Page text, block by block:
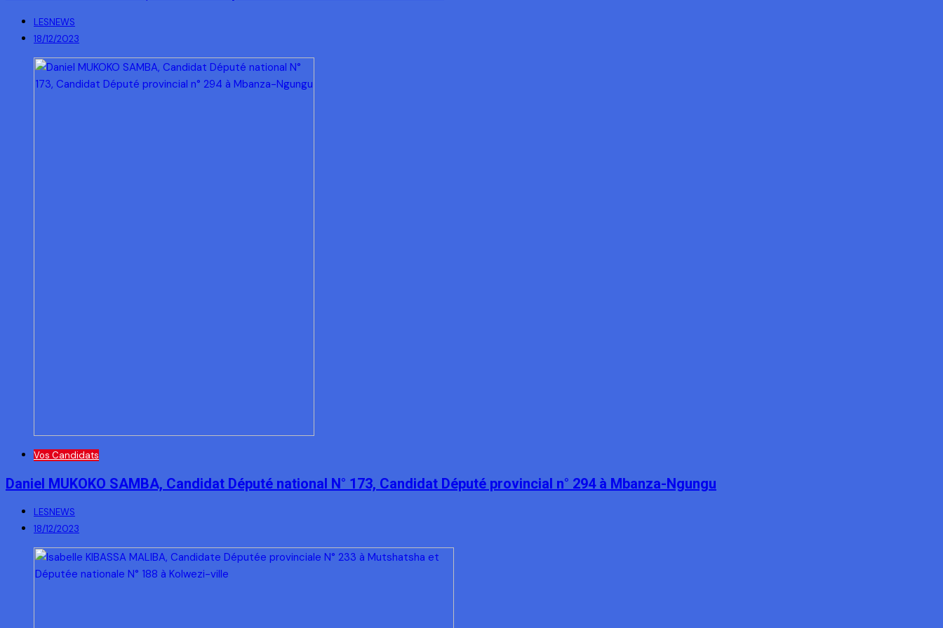
LESNEWS
18/12/2023
Vos Candidats
Daniel MUKOKO SAMBA, Candidat Député national N° 173, Candidat Député provincial n° 294 à Mbanza-Ngungu
LESNEWS
18/12/2023